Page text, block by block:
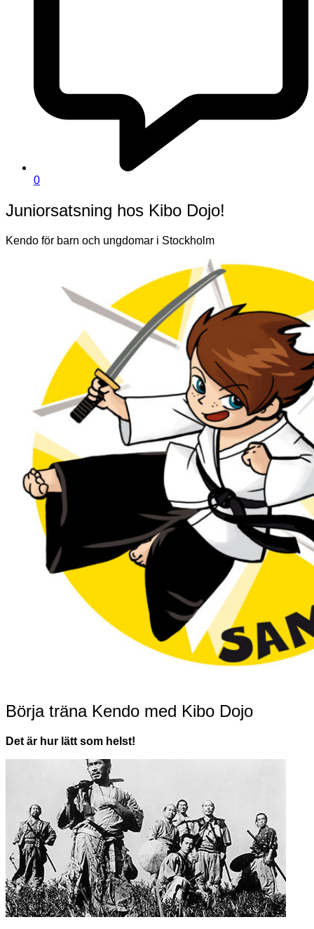
0
Juniorsatsning hos Kibo Dojo!
Kendo för barn och ungdomar i Stockholm
Börja träna Kendo med Kibo Dojo
Det är hur lätt som helst!